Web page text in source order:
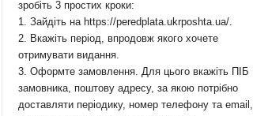
зробіть 3 простих кроки:
1. Зайдіть на https://peredplata.ukrposhta.ua/.
2. Вкажіть період, впродовж якого хочете
отримувати видання.
3. Оформте замовлення. Для цього вкажіть ПІБ
замовника, поштову адресу, за якою потрібно
доставляти періодику, номер телефону та email,